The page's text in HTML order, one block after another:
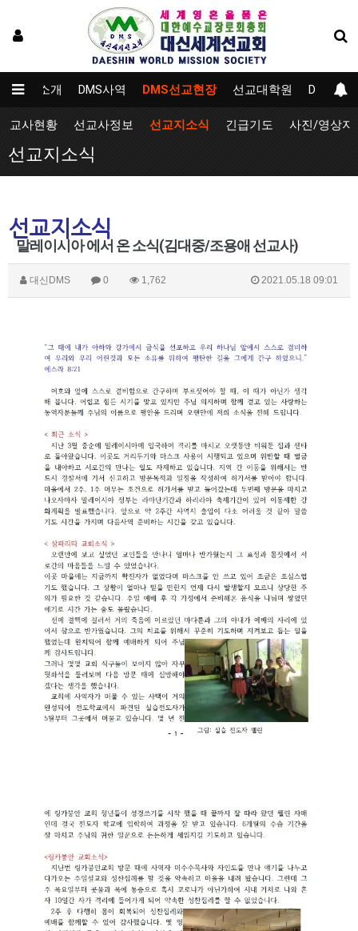
DMS소개 DMS사역 DMS선교현장 선교대학원 DMS자
교사현황 선교사정보 선교지소식 긴급기도 사진/영상자
선교지소식
선교지소식
말레이시아 에서 온 소식(김대중/조용애 선교사)
대신DMS 0 1,762 2021.05.18 09:01